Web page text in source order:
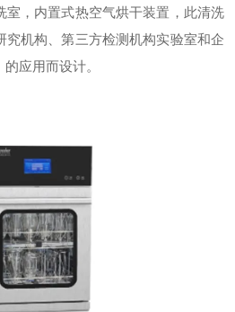
室，内置式热空气烘干装置，此清洗
究机构、第三方检测机构实验室和企
应用而设计。